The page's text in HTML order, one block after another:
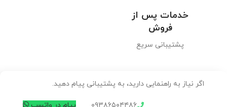
خدمات پس از
فروش
پشتیبانی سریع
اگر نیاز به راهنمایی دارید، به پشتیبانی پیام دهید.